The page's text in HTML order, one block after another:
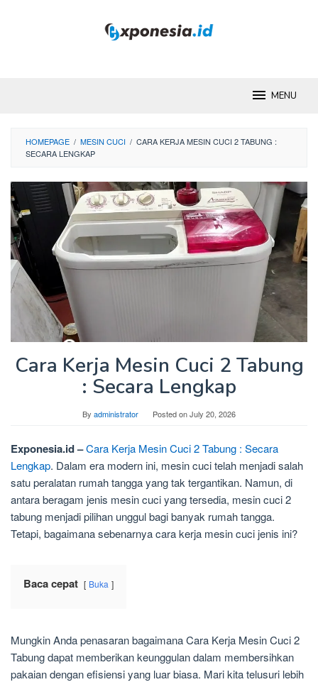
MENU
HOMEPAGE / MESIN CUCI / CARA KERJA MESIN CUCI 2 TABUNG :
SECARA LENGKAP
Cara Kerja Mesin Cuci 2 Tabung
: Secara Lengkap
By administrator Posted onJuly 20, 2026
Exponesia.id –Cara Kerja Mesin Cuci 2 Tabung : Secara
Lengkap. Dalam era modern ini, mesin cuci telah menjadi salah
satu peralatan rumah tangga yang tak tergantikan. Namun, di
antara beragam jenis mesin cuci yang tersedia, mesin cuci 2
tabung menjadi pilihan unggul bagi banyak rumah tangga.
Tetapi, bagaimana sebenarnya cara kerja mesin cuci jenis ini?
Baca cepat Buka
Mungkin Anda penasaran bagaimana Cara Kerja Mesin Cuci 2
Tabung dapat memberikan keunggulan dalam membersihkan
pakaian dengan efisiensi yang luar biasa. Mari kita telusuri lebih